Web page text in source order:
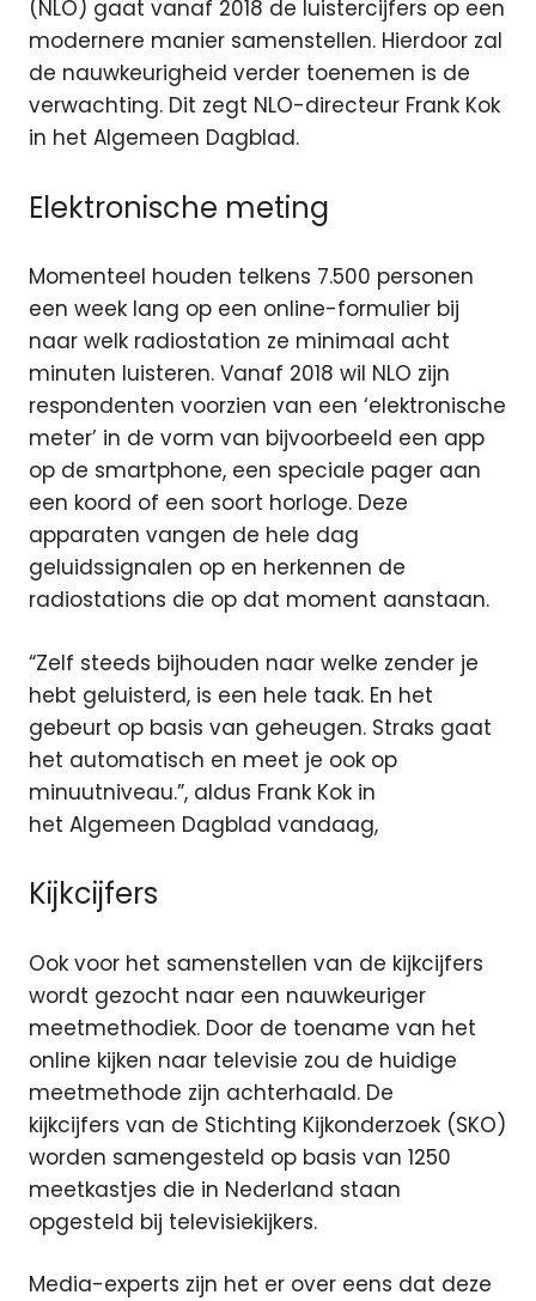
(NLO) gaat vanaf 2018 de luistercijfers op een
modernere manier samenstellen. Hierdoor zal
de nauwkeurigheid verder toenemen is de
verwachting. Dit zegt NLO-directeur Frank Kok
in het Algemeen Dagblad.
Elektronische meting
Momenteel houden telkens 7.500 personen
een week lang op een online-formulier bij
naar welk radiostation ze minimaal acht
minuten luisteren. Vanaf 2018 wil NLO zijn
respondenten voorzien van een ‘elektronische
meter’ in de vorm van bijvoorbeeld een app
op de smartphone, een speciale pager aan
een koord of een soort horloge. Deze
apparaten vangen de hele dag
geluidssignalen op en herkennen de
radiostations die op dat moment aanstaan.
“Zelf steeds bijhouden naar welke zender je
hebt geluisterd, is een hele taak. En het
gebeurt op basis van geheugen. Straks gaat
het automatisch en meet je ook op
minuutniveau.”, aldus Frank Kok in
het Algemeen Dagblad vandaag,
Kijkcijfers
Ook voor het samenstellen van de kijkcijfers
wordt gezocht naar een nauwkeuriger
meetmethodiek. Door de toename van het
online kijken naar televisie zou de huidige
meetmethode zijn achterhaald. De
kijkcijfers van de Stichting Kijkonderzoek (SKO)
worden samengesteld op basis van 1250
meetkastjes die in Nederland staan
opgesteld bij televisiekijkers.
Media-experts zijn het er over eens dat deze